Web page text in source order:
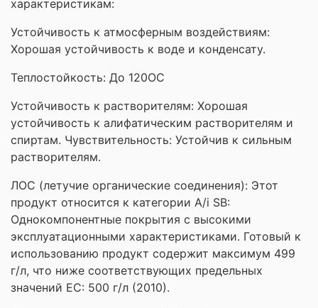
характеристикам:
Устойчивость к атмосферным воздействиям:
Хорошая устойчивость к воде и конденсату.
Теплостойкость: До 120OC
Устойчивость к растворителям: Хорошая
устойчивость к алифатическим растворителям и
спиртам. Чувствительность: Устойчив к сильным
растворителям.
ЛОС (летучие органические соединения): Этот
продукт относится к категории A/i SB:
Однокомпонентные покрытия с высокими
эксплуатационными характеристиками. Готовый к
использованию продукт содержит максимум 499
г/л, что ниже соответствующих предельных
значений ЕС: 500 г/л (2010).